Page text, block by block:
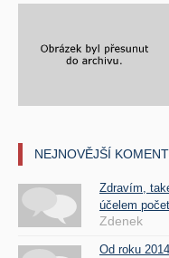
NEJNOVĚJŠÍ
Zdravím,
účelem
Zdenek
Od roku